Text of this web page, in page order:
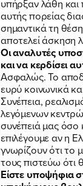
υπήρξαν λάθη και
αυτής πορείας
σημαντικά τη
αποτελεί άσκηση
Οι αναλυτές
και να κερδίσει
Ασφαλώς. Το
ευρύ κοινωνικά
Συνέπεια,
λεγόμενων
συνέπειά μας όσο
επιλέγουμε αν η
γνωρίζουν ότι το
τους πιστεύω ότι
Είστε υποψήφια